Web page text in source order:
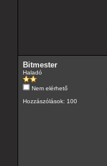
Bitmester
Haladó
Nem elérhető
Hozzászólások: 100